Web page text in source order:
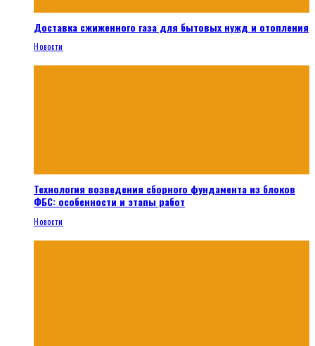
Доставка сжиженного газа для бытовых нужд и отопления
Новости
Технология возведения сборного фундамента из блоков
ФБС: особенности и этапы работ
Новости